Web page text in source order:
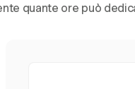
quante ore può